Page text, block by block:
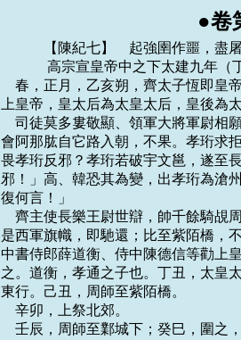
●卷
　　【陳紀七】　起強圉作噩，盡屠維大淵獻，凡三年。
    　　 高宗宣皇帝中之下太建九年（丁酉，公元五七七年）
    春，正月，乙亥朔，齊太子恆即皇帝位，生八年矣；改元承光，大赦。尊齊主為太
上皇帝，皇太后為太皇太后，皇後為太上皇後。以廣寧王孝珩為太宰。
    司徒莫多婁敬顯、領軍大將軍尉相願謀伏兵千秋門，斬高阿那肱，立廣寧王孝珩。
會阿那肱自它路入朝，不果。孝珩求拒周師，謂阿那肱等曰：「朝廷不賜遣擊賊，豈不
畏孝珩反邪？孝珩若破宇文邕，遂至長安，反亦何預國家事！以今日之急，猶如此猜忌
邪！」高、韓恐其為變，出孝珩為滄州刺史。相願拔佩刀斫柱，歎曰：「大事去矣，知
復何言！」
    齊主使長樂王尉世辯，帥千餘騎覘周師，出滏口，登高阜西望，遙見群烏飛起，謂
是西軍旗幟，即馳還；比至紫陌橋，不敢回顧。世辯，粲之子也。於是黃門侍郎顏之推、
中書侍郎薛道衡、侍中陳德信等勸上皇往河外募兵，更為經略；若不濟，南投陳國。從
之。道衡，孝通之子也。丁丑，太皇太后、太上皇後自鄴先趣濟州；癸未，幼主亦自鄴
東行。己丑，周師至紫陌橋。
    辛卯，上祭北郊。
    壬辰，周師至鄴城下；癸巳，圍之，燒城西門。齊人出戰，周師奮擊，大破之。齊
上皇從百騎東走，使武衛大將軍慕容三藏守鄴宮。周師入鄴，齊王、公以下皆降。三藏
猶拒戰，周主引見，禮之，拜儀同大將軍。三藏，紹宗之子也。領軍大將軍漁陽鮮於世
榮，齊高祖舊將也。周主先以馬腦酒鐘遺之，世榮得即碎之。周師入鄴，世榮在三台前
鳴鼓不輟，周人執之；世榮不屈，乃殺之。周主執莫多婁敬顯，數之曰：「汝有死罪三：
前自晉陽走鄴，攜妾棄母，不孝也；外為偽朝戮力，內實通啟於朕，不忠也；送款之後，
猶持兩端，不信也。用心如此，不死何待！」遂斬之。使將軍尉遲勤追齊主。
    甲午，周主入鄴。齊國子博士長樂熊安生，博通《五經》，聞周主入鄴，遽令掃門。
家人怪而問之，安生曰：「周帝重道尊儒，必將見我。」俄而周主幸其家，不聽拜，親
執其手，引與同坐；賞賜甚厚，給安車駟馬以自隨。又遣小司馬唐道和就中書侍郎李德
林宅宣旨慰諭，曰：「平齊之利，唯在於爾。」引入宮，使內史宇文昂訪問齊朝風俗政
教，人物善惡。即留內省，三宿乃歸。
    乙未，齊上皇渡河入濟州。是日，幼主禪位於大丞相任城王湝。又為湝詔：尊上皇
為無上皇，幼主為宋國天王。令侍中斛律孝卿送禪文及璽紱於瀛州，孝卿即詣鄴。
    周主詔：「去年大赦所未及之處，皆從赦例。」
    齊洛州刺史獨孤永業，有甲士三萬，聞晉州敗，請出兵擊周，奏寢不報；永業憤慨。
又聞并州陷，乃遣子須達請降於周，周以永業為上柱國，封應公。
    丙申，周以越王盛為相州總管。
    齊上皇留胡太后於濟州，使高阿那肱守濟州關，覘候周師，自與穆後、馮淑妃、幼
主、韓長鸞、鄧長顒等數十人奔青州。使內參田鵬鸞西出，參伺動靜；周師獲之，問齊
主何在，紿雲：「已去，計當出境。」周人疑其不信，捶之。每折一支，辭色愈厲，竟
折四支而死。
    上皇至青州，即欲入陳。而高阿那肱密召周師，約生致齊主，屢啟雲：「周師尚遠，
已令燒斷橋路。」上皇由是淹留自寬。周師至關，阿那肱即降之。周師奄至青州，上皇
囊金，系於鞍後，與後、妃、幼主等十余騎南走。己亥，至南鄧村。尉遲勤追及，盡擒
之，並胡太后送鄴。
    庚子，周主詔：「故斛律光、崔季舒等，宜追加贈謚，並為改葬，子孫各隨廕敘錄。
家口田宅沒官者，並還之。」周主指斛律光名曰：「此人在，朕安得至鄴！」辛丑，詔：
「齊之東山、南園、三台，並可毀撤。瓦木諸物，可用者悉以賜民。山園之田，各還其
主。」
    二月，壬午，上耕藉田。
    丙午，周主宴從官將士於齊太極殿，頒賞有差。
    丁未，高緯至鄴，周主降價，以賓禮見之。
    齊廣寧王孝珩至滄州，以五千人會任城王湝於信都，共謀匡復，召募得四萬餘人。
周主使齊王憲、柱國楊堅擊之。令高緯為手書招湝不從。憲軍至趙州，湝遣二諜覘之，
候騎執以白憲。憲集齊舊將，遍示之，謂曰：「吾所爭者大，不在汝曹。今縱汝還，仍
充吾使。」乃與湝書曰：「足下諜者為候騎所拘，軍中情實，具諸執事。戰非上計，無
待卜疑；守乃下策，或未相許。已勒諸軍分道並進，相望非遠，憑軾有期。『不俟終
日』，所望知機也！」
    憲至信都，湝陳於城南以拒之。湝所署領軍尉相願詐出略陳，遂以眾降。相願，湝
心腹也，眾皆駭懼。湝殺相願妻子。明日，復戰，憲擊破之，俘斬三萬人，執湝及廣寧
王孝珩。憲謂湝曰：「任城王何苦至此？」湝曰：「下官神武皇帝之子，兄弟十五人，
幸而獨存。逢宗社顛覆，今日得死，無愧墳陵。」憲壯之，命歸其妻子。又親為孝珩洗
瘡傅藥，禮遇甚厚。孝珩歎曰：「自神武皇帝以外，吾諸父兄弟，無一人至四十者，命
也。嗣君無獨見之明，宰相非柱石之寄，恨不得握兵符，受斧鉞，展我心力耳！」
    齊王憲善用兵，多謀略，得將士心。齊人憚其威聲，多望風沮潰。芻牧不擾，軍無
私焉。
    周主以齊降將封輔相為北朔州總管。北朔州，齊之重鎮，士卒驍勇。前長史趙穆等
謀執輔相迎任城王湝於瀛州，不果，乃迎定州刺史范陽王紹義。紹義至馬邑，自肆州以
北二百八十余城皆應之。紹義與靈州刺史袁洪猛引兵南出，欲取并州。至新興，而肆州
已為周守，前隊二儀同以所部降周。周兵擊顯州，執刺史陸瓊，復攻拔諸城。紹義還保
北朔州。周東平公神舉將兵逼馬邑，紹義戰敗，北奔突厥，猶有眾三千人。紹義令曰：
「欲還者從其意。」於是辭去者大半。突厥佗缽可汗常謂齊顯祖為英雄天子，以紹義重
踝，似之，甚見愛重；凡齊人在北者，悉以隸之。
    於是齊之行台、州、鎮，唯東雍州行台傅伏、營州刺史高寶寧不下，其餘皆入於周。
凡得州五十，郡一百六十二，縣三百八十，戶三百三萬二千五百。高寶寧者，齊之疏屬，
有勇略，久鎮和龍，甚得夷、夏之心。周主於河陽、幽、青、南兗、豫、徐、北朔、定
置總管府，相、並二州各置宮及六府官。周師之克晉陽也，齊使開府儀同三司紇奚永安
求救於突厥，比至，齊已亡。佗缽可汗處永安於吐谷渾使者之下，永安言於佗缽曰：
「今齊國已亡，永安何用餘生！欲閉氣自絕，恐天下謂大齊無死節之臣；乞賜一刀，以
顯示遠近。」佗缽嘉之，贈馬七十匹而歸之。
    梁主入朝於鄴。自秦兼天下，無朝覲之禮，至是始命有司草具其事：致積，致食氣，
設九儐、九介，受享於廟，三公、三孤、六卿致食，勞賓，還贄，致享，皆如古禮。周
主與梁主宴，酒酣，周主自彈琵琶。梁主起舞，曰：「陛下既親撫五弦，臣何敢不同百
獸！」周主大悅，賜賚甚厚。乙卯，周主自鄴西還。
    三月，壬午，周詔：「山東諸軍，各舉明經干治者二人；若奇才異術，卓爾不群者，
不拘此數。」
    周主之擒尉相貴也，招齊東雍州刺史傅伏，伏不從。齊人以伏為行台右僕射。周主
既克并州，復遣韋孝寬招之，令其子以上大將軍、武鄉公告身及金、馬腦二酒鐘賜伏為
信。伏不受，謂孝寬曰：「事君有死無貳。此兒為臣不能竭忠，為子不能盡孝，人所讎
疾，願速斬之以令天下！」周主自鄴還，至晉州，遣高阿那肱等百余人臨汾水召伏。伏
出軍，隔水見之，問：「至尊今何在？」阿那肱曰：「已被擒矣。」伏仰天大哭，帥眾
入城，於聽事前北面哀號，良久，然後降。周主見之曰：「何不早下？」伏流涕對曰：
「臣三世為齊臣，食齊祿，不能自死，羞見天地！」周主執其手曰：「為臣當如此。」
乃以所食羊肋骨賜伏曰：「骨親肉疏，所以相付。」遂引使宿衛，授上儀同大將軍。敕
之曰：「若亟與公高官，恐歸附者心動。努力事朕，勿憂富貴。」他日，又問：「前救
河陰得何賞？」對曰：「蒙一轉，授特進、永昌郡公。」周主謂高緯曰：「朕三年教戰，
決取河陰。正為傅伏善守，城不可動，遂斂軍而退。公當時賞功，何其薄也！」
    夏，四月，乙巳，周主至長安，置高緯於前，列其王公於後，車輿、旗幟、器物，
以次陳之。備大駕，布六軍，奏凱樂，獻俘於太廟。觀者皆稱萬歲。戊申，封高緯為溫
公，齊之諸王三十余人，皆受封爵。周主與齊君臣飲酒，令溫公起舞。高延宗悲不自持，
屢欲仰藥，其傅婢禁止之。
    周主以李德林為內史上士，自是詔誥格式用山東人物，並以委之。帝從容謂群臣曰：
「我常日唯聞李德林名，復見其為齊朝作詔書移檄，正謂是天上人；豈言今日得其驅
使。」神武公紇豆陵毅對曰：「臣聞麒麟鳳皇，為王者瑞，可以德感，不可力致。麒麟
鳳皇，得之無用。豈如德林，為瑞且有用哉！」帝大笑曰：「誠如公言。」
    己巳，周主享太廟。五月，丁丑，周以譙王儉為大塚宰。庚辰。以杞公亮為大司徒，
鄭公達奚震為大宗伯，梁公侯莫陳芮為大司馬，應公獨孤永業為大司寇，鄭公韋孝寬為
大司空。
    己丑，周主祭方丘。詔以「路寢會義、崇信、含仁、雲和、思齊諸殿，皆晉公護專
政時所為，事窮壯麗，有逾清廟，悉可毀撤。雕斫之物，並賜貧民。繕造之宜，務從卑
樸。」戊戌，又詔：「並、鄴諸堂殿壯麗者准此。」
    臣光曰：周高祖可謂善處勝矣！他人勝則益奢，高祖勝而愈儉。
    六月，丁卯，周主東巡。秋，七月，丙戌，幸洛州。八月，壬寅，議定權衡度量，
頒之於四方。
    初，魏虜西涼之人，沒為隸戶，齊氏因之，仍供廝役。周主滅齊，欲施寬惠，詔曰：
「罪不及嗣，古有定科。雜役之徒，獨異常憲，一從罪配，百代不免，罰既無窮，刑何
以措！凡諸雜戶，悉放為民。」自是無複雜戶。
    甲子，鄭州獲九尾狐，已死，獻其骨。周主曰：」瑞應之來，必彰有德。若五品時
敘，四海和平，乃能致此。今無其時，恐非實錄。」命焚之。
    九月，戊寅，周制：「庶人已上，唯聽衣綢、綿綢、絲布、圓綾、紗、絹、綃、葛、
布等九種，余悉禁之。朝祭之服，不拘此制。」
    冬，十月，戊申，周主如鄴。
    上聞周人滅齊，欲爭徐、兗，詔南兗州刺史、司空吳明徹督諸軍伐之，以其世子戎
昭、將軍惠覺攝行州事。明徹軍至呂梁，周徐州總管梁士彥帥眾拒戰，戊午，明徹擊破
之。士彥嬰城自守，明徹圍之。
    帝銳意以為河南指麾可定。中書通事捨人蔡景歷諫曰：「師老將驕，不宜過窮遠
略。」帝怒，以為沮眾，出為豫章內史。未行，有飛章劾景歷在省贓污狼籍，坐免官，
削爵土。
    周改葬德皇帝於冀州，周主服縗，哭於太極殿；百官素服。
    周人誣溫公高緯與宜州刺史穆提婆謀反，並其宗族皆賜死。眾人多自陳無之，高延
宗獨攘袂泣而不言，以椒塞口而死。唯緯弟仁英以清狂，仁雅以瘖疾得免，徙於蜀。其
余親屬，不殺者散配西土，皆死於邊裔。
    周主以高湝妻盧氏賜其將斛斯征。盧氏蓬首垢面，長齋，不言笑。征放之，乃為尼。
齊後、妃貧者，至以賣燭為業。
    十一月，壬申，周立皇子衍為道王，兌為蔡王。
    癸酉，周遣上大將軍王軌將兵救徐州。初，周人敗齊師於晉州，乘勝逐北。齊人所
棄甲仗，未暇收斂，稽胡乘間竊出，並盜而有之。仍立劉蠡升之孫沒鐸為主，號聖武皇
帝，改元石平。
    周人既克關東，將討稽胡，議欲窮其巢穴。齊王憲曰：「步落稽種類既多，又山谷
險絕，王師一舉，未可盡除。且當剪其魁首，余加慰撫。」周主從之，以憲為行軍元帥，
督諸軍討之。至馬邑，分道俱進。沒鐸分遣其黨天柱守河東，穆支守河西，據險以拒之。
憲命譙王儉擊天柱，滕王逌擊穆支，並破之，斬首萬餘級。趙王招擊沒鐸，擒之，餘眾
皆降。
    周詔：「自永熙三年以來，東土之民掠為奴婢，及克江陵之日，良人沒為奴婢者，
並放為良。」又詔：「後宮唯置妃二人，世婦三人，御妻三人，此外皆減之。」
    周主性節儉，常服布袍，寢布被，後宮不過十餘人；每行兵，親在行陳，步涉山谷，
人所不堪；撫將士有恩，而明察果斷，用法嚴峻。由是將士畏威而樂為之死。
    己亥晦，日有食之。
    周初行《刑書要制》：群盜贓一匹，及正、長隱五丁、若地頃以上，皆死。
    十二月，戊申，新作東宮成，太子徙居之。
    庚申，周主如并州，移并州軍民四萬戶於關中。戊辰，廢并州宮及六府。
    高寶寧自黃龍上表勸進於高紹義，紹義遂稱皇帝，改元武平，以寶寧為丞相。突厥
佗缽可汗舉兵助之。
    　　 高宗宣皇帝中之下太建十年（戊戌，公元五七八年）
    春，正月，壬午，周主幸鄴；辛卯，幸懷州；癸巳，幸洛州。置懷州宮。
    二月，甲辰，周譙孝王儉卒。
    丁巳，周主還長安。
    吳明徹圍周彭城，環列舟艦於城下，攻之甚急。王軌引兵輕行，據淮口，結長圍，
以鐵鎖貫車輪數百，沈之清水，以遏陳船歸路，軍中恟懼。譙州刺史蕭摩訶言於明徹曰：
「聞王軌始鎖下流，其兩端築城，今尚未立，公若見遣擊之，彼必不敢相拒。水路未斷，
賊勢不堅；彼城若立，則吾屬必為虜矣。明徹奮髯曰：「搴旗陷陳，將軍事也；長算遠
略，老夫事也。」摩訶失色而退。一旬之間，水路遂斷。
    周兵益至，諸將議破堰拔軍，以舫載馬而去。馬主裴子烈曰：「若破堰下船，船必
傾倒，不如先遣馬出。」時明徹苦背疾甚篤，蕭摩訶復請曰：「今求戰不得，進退無路。
若潛軍突圍，未足為恥。願公帥步卒、乘馬輿徐行，摩訶領鐵騎數千驅馳前後，必當使
公安達京邑。」明徹曰：「弟之此策，乃良圖也。然步軍既多，吾為總督，必須身居其
後，相帥兼行。弟馬軍宜須在前，不可遲緩。」摩訶因帥馬軍夜發。甲子，明徹決堰，
乘水勢退軍。冀以入淮。至清口，水勢漸微，舟艦並礙車輪，不復得過。王軌引兵圍而
蹙之，眾潰。明徹為周人所執，將士三萬並器械輜重皆沒於周。蕭摩訶以精騎八十居前
突圍，眾騎繼之，比旦，達淮南，與將軍任忠、周羅□獨全軍得還。
    初，帝謀取彭、汴，以問五兵尚書毛喜，對曰：「淮左新平，邊民未輯。周氏始吞
齊國，難與爭鋒。且棄舟□戢之工，踐車騎之地，去長就短，非吳人所便。臣愚以為不
若安民保境，寢兵結好，斯久長之術也。」及明徹敗，帝謂喜曰：「卿言驗於今矣。」
即日，召蔡景歷，復以為征南咨議參軍。
    周主封吳明徹為懷德公，位大將軍。明徹憂憤而卒。
    乙丑，周以越王盛為大塚宰。
    三月，戊辰，周於蒲州置宮，廢同州及長春二宮。
    甲戌，周主初服常冠，以皁紗全幅向後襆發，仍裁為四腳。
    丙子，命中軍大將軍、開府儀同三司淳於量為大都督，總水陸諸軍事，鎮西將軍孫
瑒督荊、郢諸軍，平北將軍樊毅都督清口上至荊山緣淮諸軍，寧遠將軍任忠都督壽陽、
新蔡、霍州諸軍，以備周。
    乙酉，大赦。
    壬辰，周改元宣政。
    夏，四月，庚申，突厥寇周幽州，殺掠吏民。
    戊午，樊毅遣軍渡淮北，對清口築城。壬戌，清口城不守。
    五月，己丑，周高祖帥諸軍伐突厥，遣柱國原公姬願、東平公神舉等將兵五道俱入。
    癸巳，帝不豫，留止雲陽宮；丙申，詔停諸軍。驛召宗師宇文孝伯赴行在所，帝執
其手曰：「吾自量必無濟理，以後事付君。」是夜，授孝伯司衛上大夫，總宿衛兵。又
令馳驛入京鎮守，以備非常。六月，丁酉朔，帝疾甚，還長安；是夕殂，年三十六。
    戊戌，太子即位。尊皇後阿史那氏為皇太后。宣帝始立，即逞奢欲。大行在殯，曾
無戚容，捫其杖痕，大罵曰：「死晚矣！」閱視高祖宮人，逼為淫慾。超拜吏部下大夫
鄭譯為開府儀同大將軍、內史中大夫，委以朝政。
    己未，葬武皇帝於孝陵，廟號高祖。既葬，詔內外公除，帝及六宮皆議即吉。京兆
郡丞樂運上疏，以為「葬期既促，事訖即除，太為汲汲。」帝不從。
    帝以齊煬王憲屬尊望重